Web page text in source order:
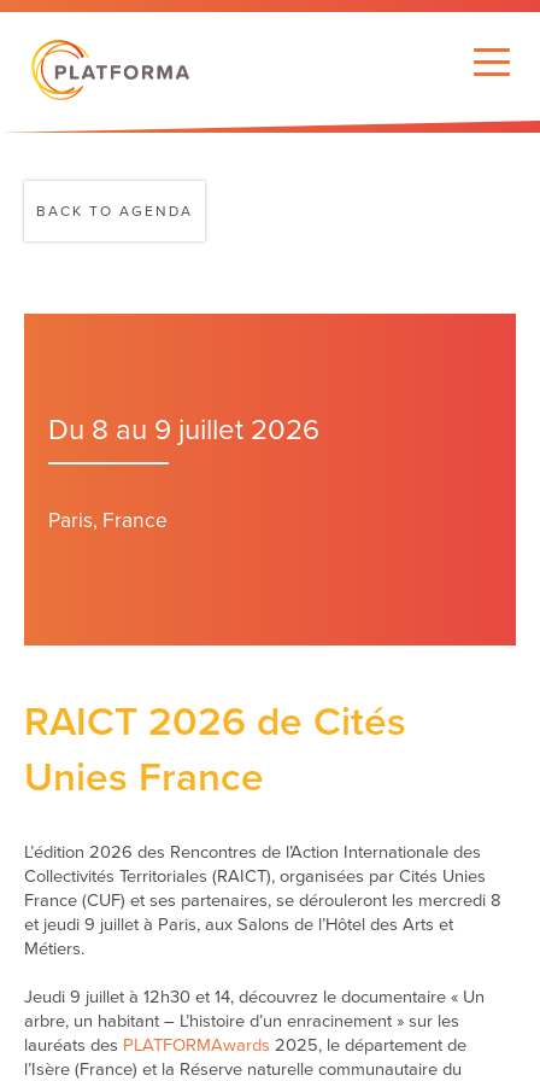
BACK TO AGENDA
Du 8 au 9 juillet 2026
Paris, France
RAICT 2026 de Cités
Unies France
L’édition 2026 des Rencontres de l’Action Internationale des
Collectivités Territoriales (RAICT), organisées par Cités Unies
France (CUF) et ses partenaires, se dérouleront les mercredi 8
et jeudi 9 juillet à Paris, aux Salons de l’Hôtel des Arts et
Métiers.
Jeudi 9 juillet à 12h30 et 14, découvrez le documentaire « Un
arbre, un habitant – L’histoire d’un enracinement » sur les
lauréats des PLATFORMAwards 2025, le département de
l’Isère (France) et la Réserve naturelle communautaire du